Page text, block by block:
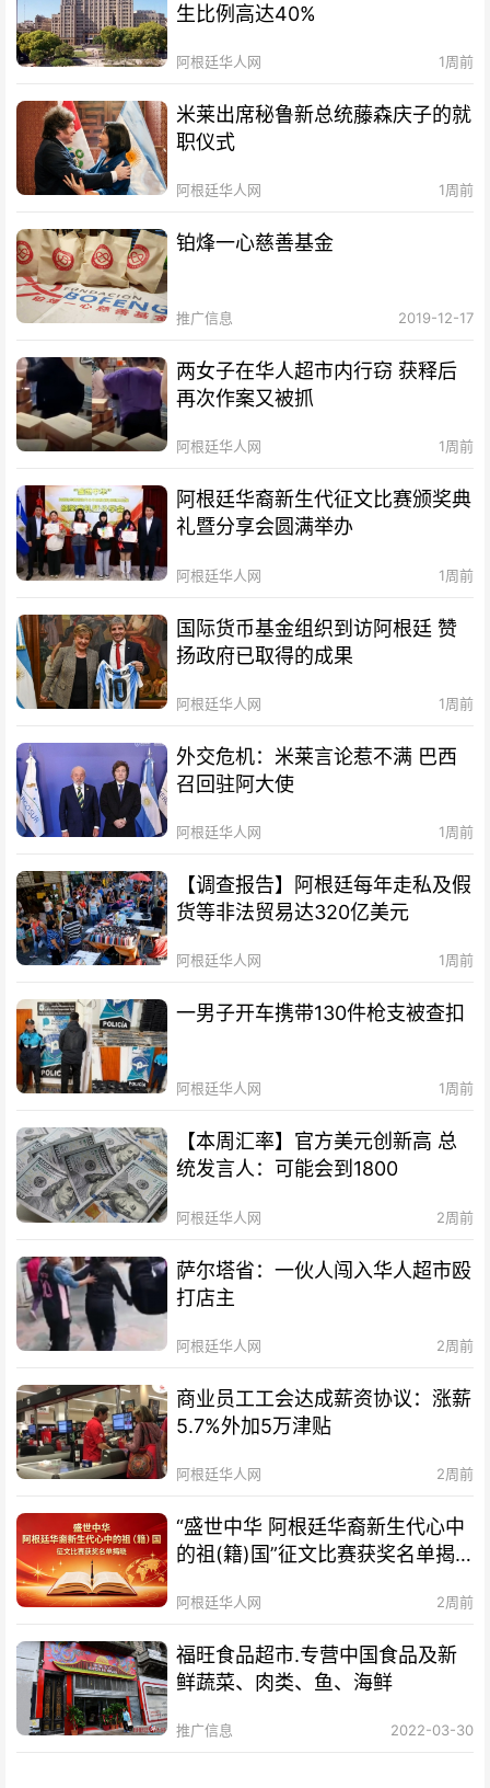
生比例高达40%
阿根廷华人网 1周前
米莱出席秘鲁新总统藤森庆子的就
职仪式
阿根廷华人网 1周前
铂烽一心慈善基金
推广信息 2019-12-17
两女子在华人超市内行窃 获释后
再次作案又被抓
阿根廷华人网 1周前
阿根廷华裔新生代征文比赛颁奖典
礼暨分享会圆满举办
阿根廷华人网 1周前
国际货币基金组织到访阿根廷 赞
扬政府已取得的成果
阿根廷华人网 1周前
外交危机：米莱言论惹不满 巴西
召回驻阿大使
阿根廷华人网 1周前
【调查报告】阿根廷每年走私及假
货等非法贸易达320亿美元
阿根廷华人网 1周前
一男子开车携带130件枪支被查扣
阿根廷华人网 1周前
【本周汇率】官方美元创新高 总
统发言人：可能会到1800
阿根廷华人网 2周前
萨尔塔省：一伙人闯入华人超市殴
打店主
阿根廷华人网 2周前
商业员工工会达成薪资协议：涨薪
5.7%外加5万津贴
阿根廷华人网 2周前
“盛世中华 阿根廷华裔新生代心中
的祖(籍)国”征文比赛获奖名单揭
阿根廷华人网 2周前
福旺食品超市.专营中国食品及新
鲜蔬菜、肉类、鱼、海鲜
推广信息 2022-03-30